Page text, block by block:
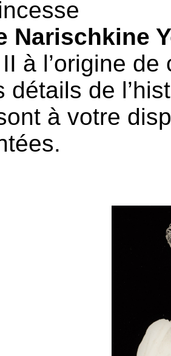
Narischkine
à l’origine
détails de
à votre